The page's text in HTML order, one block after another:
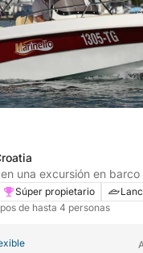
una excursión en
Súper propietario
de hasta 4 personas